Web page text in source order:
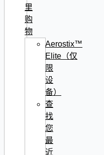
里
购
物
Aerostix™
Elite（仅
限
设
备）
查
找
您
最
近